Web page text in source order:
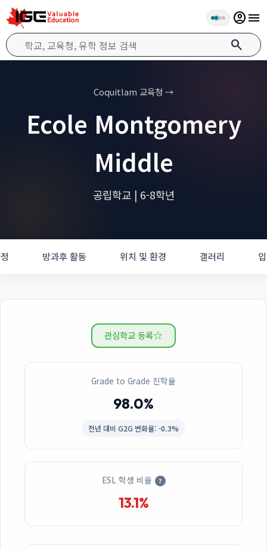
search
account_circlemenu
Coquitlam 교육청 →
Ecole Montgomery
Middle
공립학교 | 6-8학년
방과후 활동 위치 및 환경 갤러리
관심학교 등록☆
Grade to Grade 진학율
98.0%
전년 대비 G2G 변화율: -0.3%
ESL 학생 비율 ?
13.1%